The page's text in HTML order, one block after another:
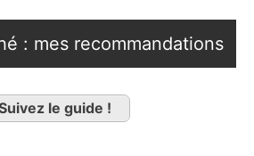
: mes recommandations
le guide !